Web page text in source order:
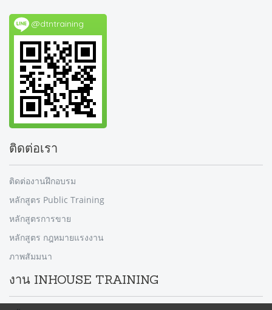
@dtntraining
ติดต่อเรา
ติดต่องานฝึกอบรม
หลักสูตร Public Training
หลักสูตรการขาย
หลักสูตร กฎหมายแรงงาน
ภาพสัมมนา
งาน INHOUSE TRAINING